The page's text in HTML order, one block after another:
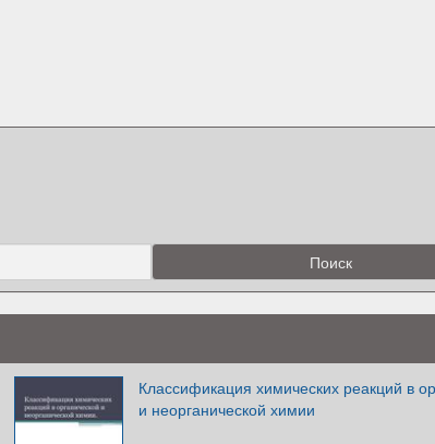
Классификация химических реакций в
и неорганической химии